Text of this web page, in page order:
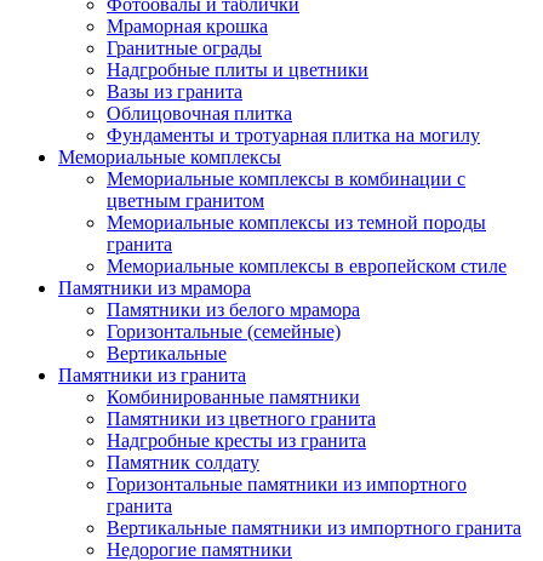
Мраморная крошка
Гранитные ограды
Надгробные плиты и цветники
Вазы из гранита
Облицовочная плитка
Фундаменты и тротуарная плитка на могилу
Мемориальные комплексы
Мемориальные комплексы в комбинации с
цветным гранитом
Мемориальные комплексы из темной породы
гранита
Мемориальные комплексы в европейском стиле
Памятники из мрамора
Памятники из белого мрамора
Горизонтальные (семейные)
Вертикальные
Памятники из гранита
Комбинированные памятники
Памятники из цветного гранита
Надгробные кресты из гранита
Памятник солдату
Горизонтальные памятники из импортного
гранита
Вертикальные памятники из импортного гранита
Недорогие памятники